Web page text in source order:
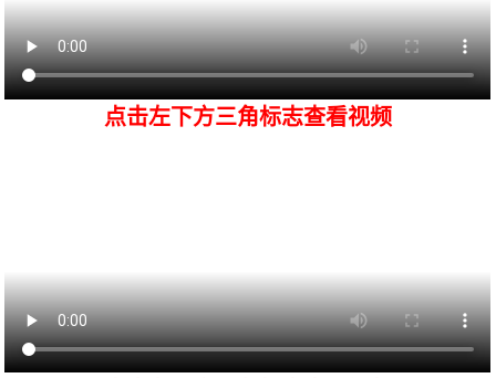
点击左下方三角标志查看视频